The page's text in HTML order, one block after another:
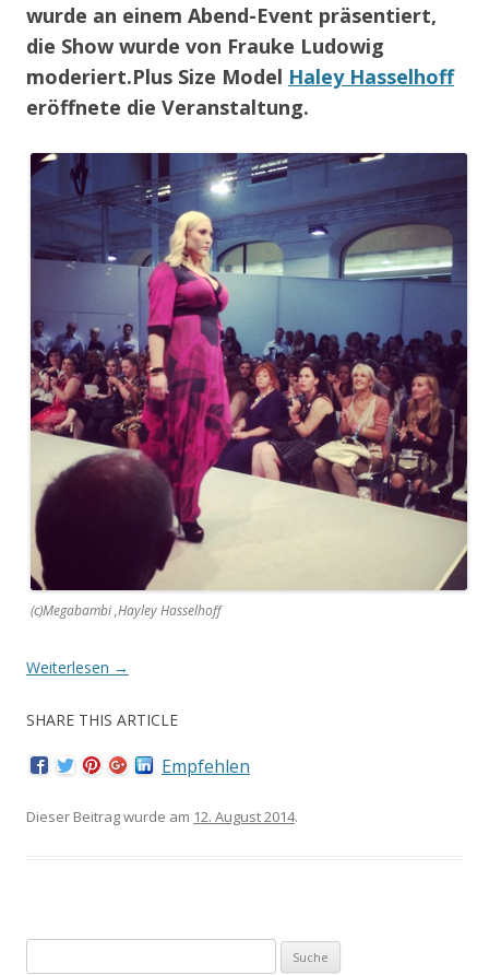
wurde an einem Abend-Event präsentiert,
die Show wurde von Frauke Ludowig
moderiert.Plus Size Model Haley Hasselhoff
eröffnete die Veranstaltung.
(c)Megabambi ,Hayley Hasselhoff
Weiterlesen →
SHARE THIS ARTICLE
Empfehlen
Dieser Beitrag wurde am 12. August 2014.